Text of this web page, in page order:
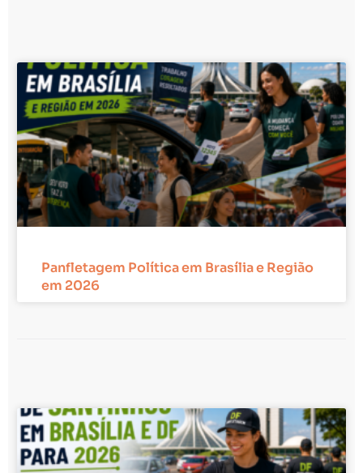
Panfletagem Política em Brasília e Região
em 2026